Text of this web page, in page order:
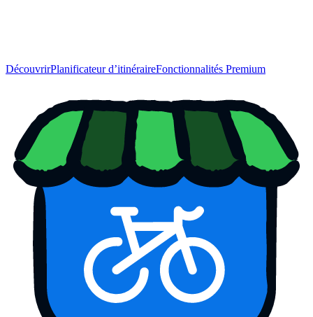
DécouvrirPlanificateur d’itinéraireFonctionnalités Premium